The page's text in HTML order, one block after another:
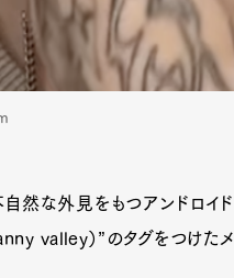
然な外見をもつアンドロイ
valley）”のタグをつけた